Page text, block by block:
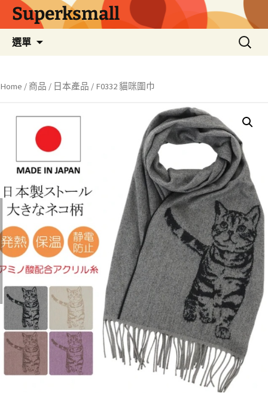
Superksmall
選單
內
搜
尋
Home / 商品 / 日本產品 / F0332 貓咪圍巾